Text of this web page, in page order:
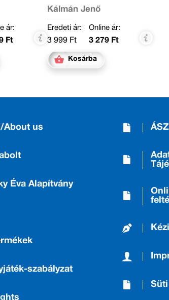
ár:
Ft
Kálmán Jenő
Eredeti ár:
3 999 Ft
Online ár:
3 279 Ft
Kosárba
About us
Éva Alapítvány
szabályzat